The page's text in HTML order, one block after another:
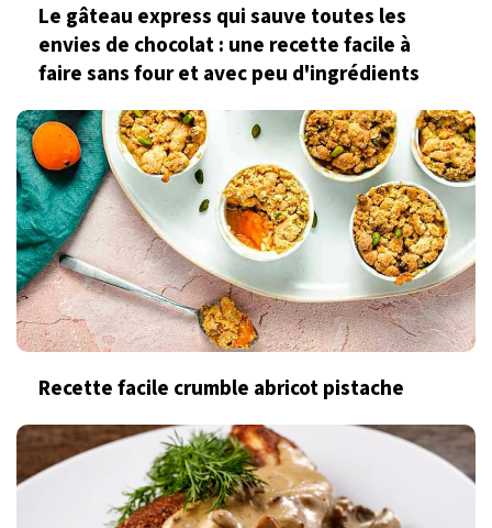
Le gâteau express qui sauve toutes les
envies de chocolat : une recette facile à
faire sans four et avec peu d'ingrédients
Recette facile crumble abricot pistache